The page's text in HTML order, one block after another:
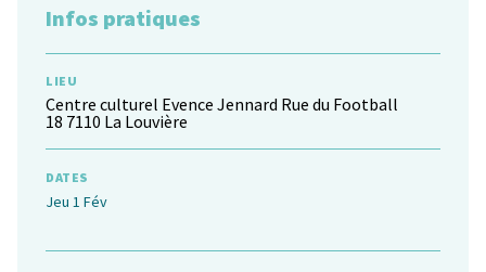
Infos pratiques
LIEU
Centre culturel Evence Jennard Rue du Football
18 7110 La Louvière
DATES
Jeu 1 Fév